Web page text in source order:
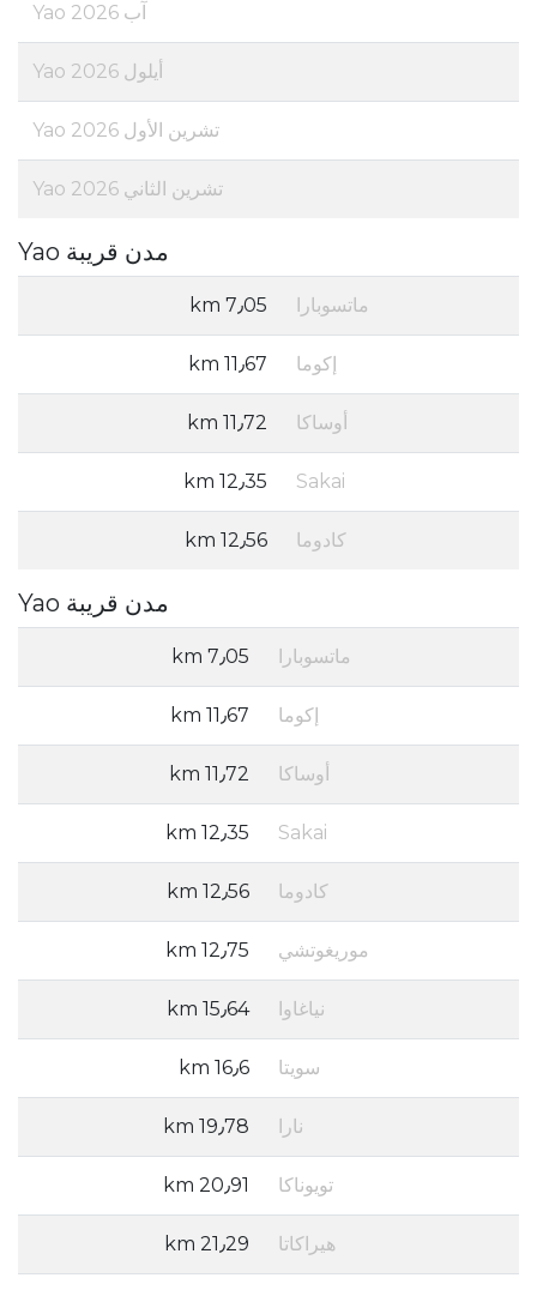
آب 2026 Yao
أيلول 2026 Yao
تشرين الأول 2026 Yao
تشرين الثاني 2026 Yao
مدن قريبة Yao
ماتسوبارا 7٫05 km
إكوما 11٫67 km
أوساكا 11٫72 km
Sakai 12٫35 km
كادوما 12٫56 km
مدن قريبة Yao
ماتسوبارا 7٫05 km
إكوما 11٫67 km
أوساكا 11٫72 km
Sakai 12٫35 km
كادوما 12٫56 km
موريغوتشي 12٫75 km
نياغاوا 15٫64 km
سويتا 16٫6 km
نارا 19٫78 km
تويوناكا 20٫91 km
هيراكاتا 21٫29 km